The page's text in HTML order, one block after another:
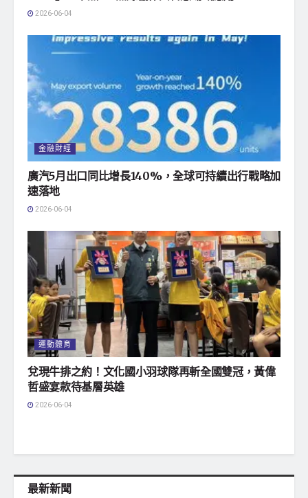
2026-06-04
金融財經
廣汽5月出口同比增長140%，全球可持續出行戰略加
速落地
2026-06-04
運動體育
兌現牛排之約！文化國小羽球隊再斬全國雙冠，黃偉
哲盛宴款待基層英雄
2026-06-04
最新新聞